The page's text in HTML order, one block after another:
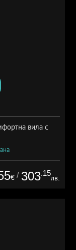
вила с
€ / 303.15
лв.